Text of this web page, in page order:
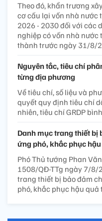
Theo đó, khẩn trương
cơ cấu lại vốn nhà nước
2026 - 2030 đối với các
nghiệp có vốn nhà nước
thành trước ngày 31/8/
Nguyên tắc, tiêu chí
từng địa phương
Về tiêu chí, số liệu và
quyết quy định tiêu chí
nhiên, tiêu chí GRDP
Danh mục trang thiết bị
ứng phó, khắc phục
Phó Thủ tướng Phan
1508/QĐ-TTg ngày 7/8/
trang thiết bị bảo đảm
phó, khắc phục hậu